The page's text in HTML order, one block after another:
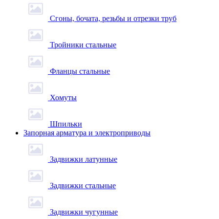
Сгоны, бочата, резьбы и отрезки труб
Тройники стальные
Фланцы стальные
Хомуты
Шпильки
Запорная арматура и электроприводы
Задвижки латунные
Задвижки стальные
Задвижки чугунные